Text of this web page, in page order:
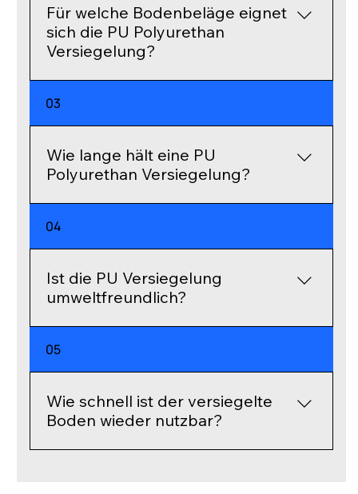
Boden einen neuen Look verleiht.
Für welche Bodenbeläge eignet
sich die PU Polyurethan
Versiegelung?
Die Versiegelung eignet sich für alle
mehr.
03
Wie lange hält eine PU
Polyurethan Versiegelung?
Eine korrekt aufgetragene PU Versiegelung
04
Ist die PU Versiegelung
umweltfreundlich?
Ja, die Versiegelung ist geruchsarm und
erforderlich ist.
05
Wie schnell ist der versiegelte
Boden wieder nutzbar?